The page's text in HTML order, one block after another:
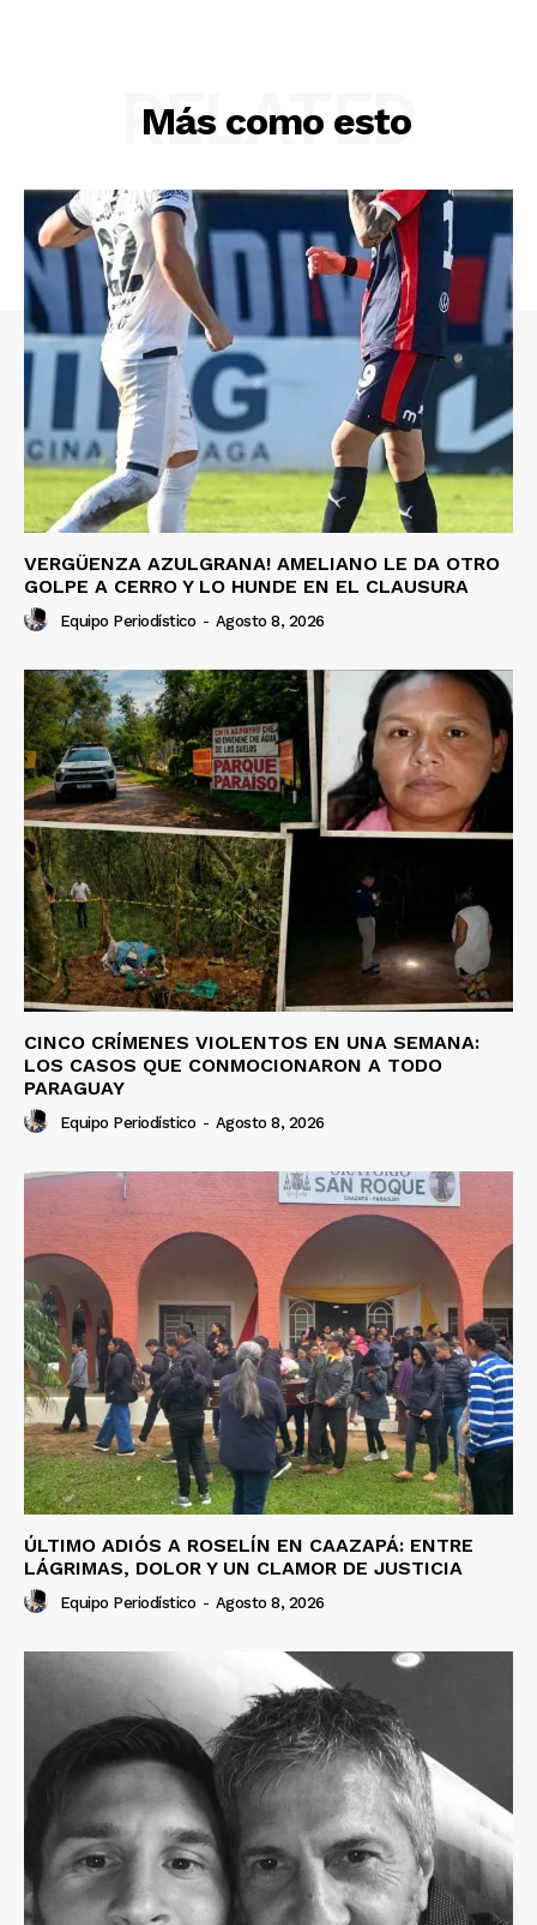
Más como esto
RELATED
VERGÜENZA AZULGRANA! AMELIANO LE DA OTRO
GOLPE A CERRO Y LO HUNDE EN EL CLAUSURA
Equipo Periodístico - Agosto 8, 2026
CINCO CRÍMENES VIOLENTOS EN UNA SEMANA:
LOS CASOS QUE CONMOCIONARON A TODO
PARAGUAY
Equipo Periodístico - Agosto 8, 2026
ÚLTIMO ADIÓS A ROSELÍN EN CAAZAPÁ: ENTRE
LÁGRIMAS, DOLOR Y UN CLAMOR DE JUSTICIA
Equipo Periodístico - Agosto 8, 2026